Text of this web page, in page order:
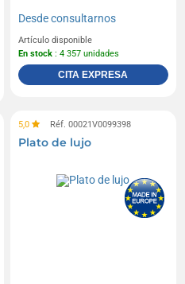
Desdeconsultarnos
Artículo disponible
En stock : 4 357 unidades
CITA EXPRESA
5,0 Réf. 00021V0099398
Plato de lujo